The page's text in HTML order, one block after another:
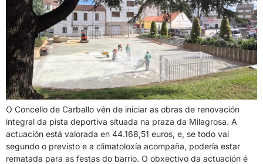
O Concello de Carballo vén de iniciar as obras de renovación
integral da pista deportiva situada na praza da Milagrosa. A
actuación está valorada en 44.168,51 euros, e, se todo vai
segundo o previsto e a climatoloxía acompaña, podería estar
rematada para as festas do barrio. O obxectivo da actuación é